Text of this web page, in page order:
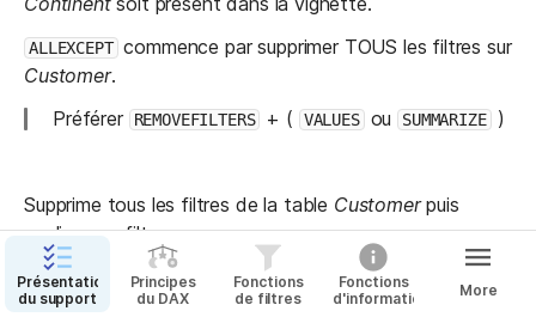
ALLEXCEPT
commence par supprimer TOUS les filtres sur
Customer.
Préférer REMOVEFILTERS + ( VALUES ou SUMMARIZE )
Supprime tous les filtres de la table Customer puis
applique un filtre :
Ventes par continent =
Présentation
du support
Principes
du DAX
Fonctions
de filtres
Fonctions
d'informations
More